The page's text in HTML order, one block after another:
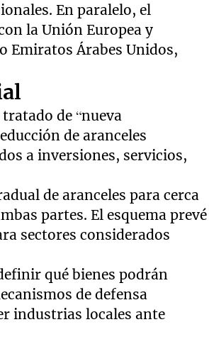
En paralelo, el
la Unión Europea y
Emiratos Árabes Unidos,
de “nueva
de aranceles
a inversiones, servicios,
de aranceles para cerca
partes. El esquema prevé
sectores considerados
qué bienes podrán
de defensa
industrias locales ante